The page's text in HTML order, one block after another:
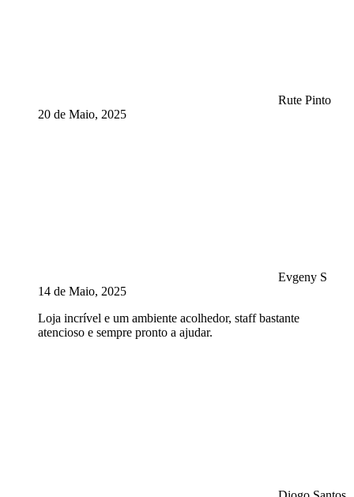
Rute Pinto
20 de Maio, 2025
Evgeny S
14 de Maio, 2025
Loja incrível e um ambiente acolhedor, staff bastante
atencioso e sempre pronto a ajudar.